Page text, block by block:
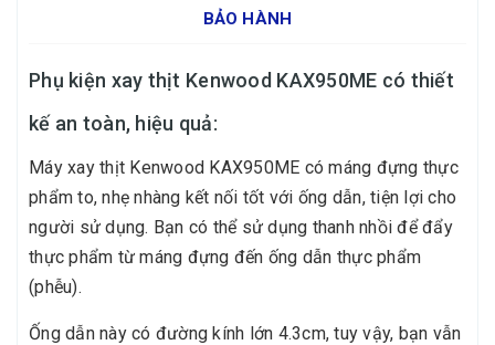
BẢO HÀNH
Phụ kiện xay thịt Kenwood KAX950ME có thiết
kế an toàn, hiệu quả:
Máy xay thịt Kenwood KAX950ME có máng đựng thực
phẩm to, nhẹ nhàng kết nối tốt với ống dẫn, tiện lợi cho
người sử dụng. Bạn có thể sử dụng thanh nhồi để đẩy
thực phẩm từ máng đựng đến ống dẫn thực phẩm
(phễu).
Ống dẫn này có đường kính lớn 4.3cm, tuy vậy, bạn vẫn